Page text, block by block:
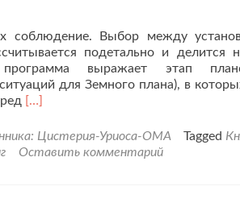
соблюдение. Выбор между
подетально и делится
выражает этап
для Земного плана), в
Читать
проЗакон
зависимостей
[…]
Цистерия-Уриоса-ОМА Tagged
Оставить комментарий